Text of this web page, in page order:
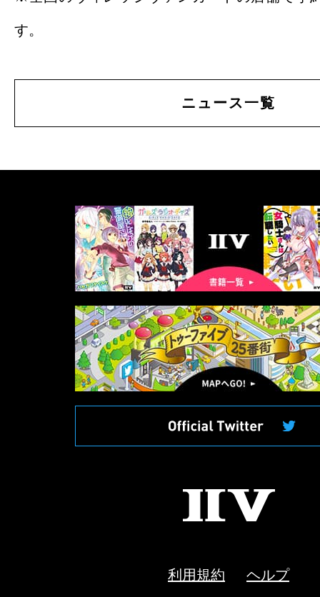
す。
ニュース一覧
書
籍
一
覧
マ
ッ
プ
へ
利用規約 ヘルプ